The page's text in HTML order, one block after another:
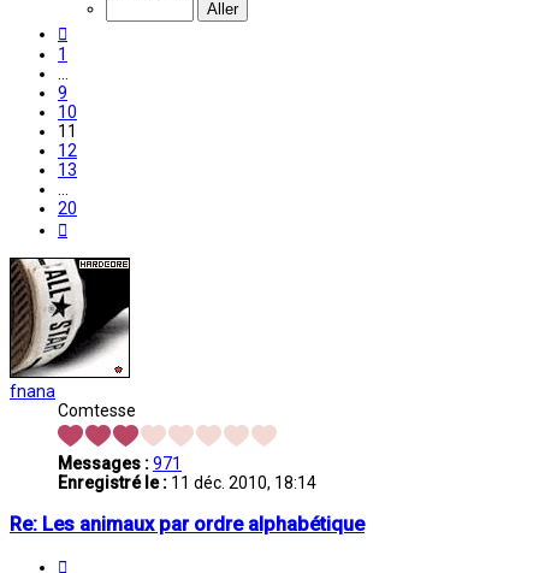
1
9
10
11
12
13
20
fnana
Comtesse
Messages :971
Enregistré le : 11 déc. 2010, 18:14
Re: Les animaux par ordre alphabétique